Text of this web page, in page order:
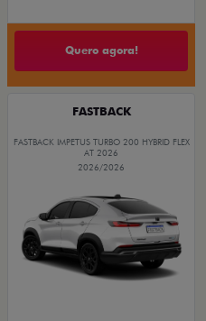
Quero agora!
FASTBACK
FASTBACK IMPETUS TURBO 200 HYBRID FLEX
AT 2026
2026/2026